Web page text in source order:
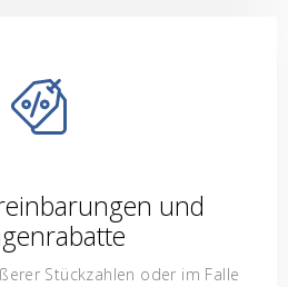
und
Stückzahlen oder im Falle